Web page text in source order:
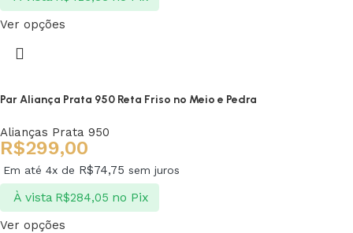
Ver opções
Par Aliança Prata 950 Reta Friso no Meio e Pedra
Alianças Prata 950
R$299,00
Em até 4x de R$74,75 sem juros
À vista R$284,05 no Pix
Ver opções